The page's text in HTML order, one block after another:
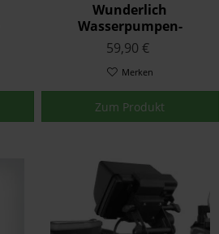
Wunderlich
Wasserpumpen-
Schutzcover Schwarz F-
Modelle
59,90 €
Merken
Zum Produkt